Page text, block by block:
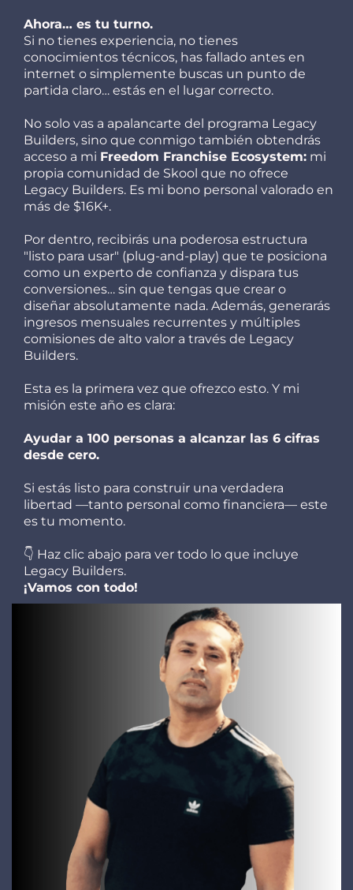
Ahora… es tu turno.
Si no tienes experiencia, no tienes
conocimientos técnicos, has fallado antes en
internet o simplemente buscas un punto de
partida claro… estás en el lugar correcto.
No solo vas a apalancarte del programa Legacy
Builders, sino que conmigo también obtendrás
acceso a mi Freedom Franchise Ecosystem: mi
propia comunidad de Skool que no ofrece
Legacy Builders. Es mi bono personal valorado en
más de $16K+.
Por dentro, recibirás una poderosa estructura
"listo para usar" (plug-and-play) que te posiciona
como un experto de confianza y dispara tus
conversiones… sin que tengas que crear o
diseñar absolutamente nada. Además, generarás
ingresos mensuales recurrentes y múltiples
comisiones de alto valor a través de Legacy
Builders.
Esta es la primera vez que ofrezco esto. Y mi
misión este año es clara:
Ayudar a 100 personas a alcanzar las 6 cifras
desde cero.
Si estás listo para construir una verdadera
libertad —tanto personal como financiera— este
es tu momento.
👇 Haz clic abajo para ver todo lo que incluye
Legacy Builders.
¡Vamos con todo!